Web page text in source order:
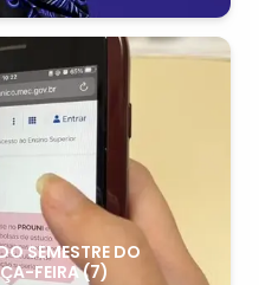
SEMESTRE DO
FEIRA (7)